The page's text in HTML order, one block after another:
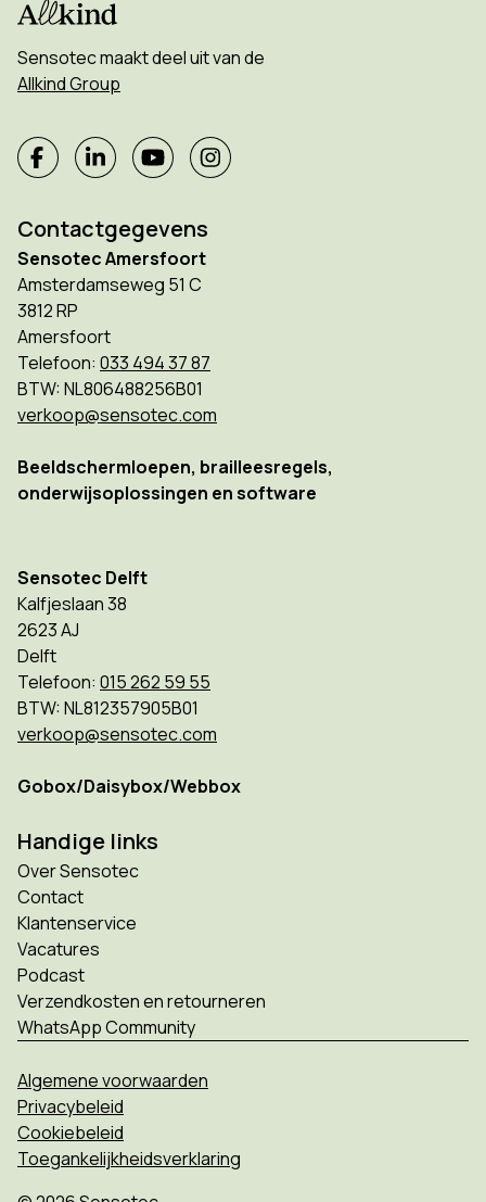
Sensotec maakt deel uit van de
Allkind Group
Contactgegevens
Sensotec Amersfoort
Amsterdamseweg 51 C
3812 RP
Amersfoort
Telefoon: 033 494 37 87
BTW: NL806488256B01
verkoop@sensotec.com
Beeldschermloepen, brailleesregels,
onderwijsoplossingen en software
Sensotec Delft
Kalfjeslaan 38
2623 AJ
Delft
Telefoon: 015 262 59 55
BTW: NL812357905B01
verkoop@sensotec.com
Gobox/Daisybox/Webbox
Handige links
Over Sensotec
Contact
Klantenservice
Vacatures
Podcast
Verzendkosten en retourneren
WhatsApp Community
Algemene voorwaarden
Privacybeleid
Cookiebeleid
Toegankelijkheidsverklaring